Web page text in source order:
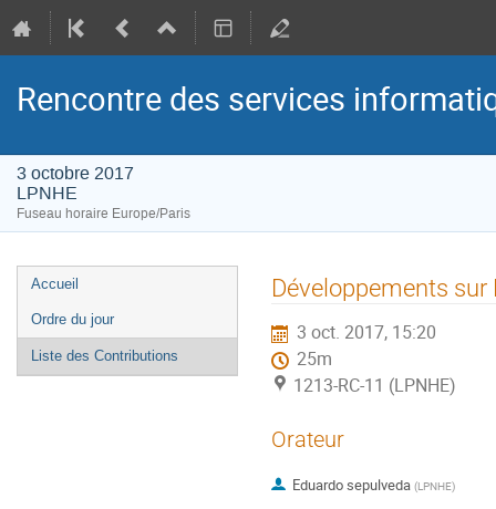
Rencontre des services
3 octobre 2017
LPNHE
Fuseau horaire Europe/Paris
Menu
de
l'événement
Accueil
Ordre du jour
Liste des Contributions
Développements sur
3 oct. 2017, 15:20
25m
1213-RC-11 (LPNHE)
Orateur
Eduardo sepulveda (LPNHE)